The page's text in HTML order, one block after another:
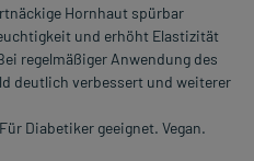
Hornhaut spürbar
und erhöht Elastizität
regelmäßiger Anwendung des
deutlich verbessert und weiterer
Diabetiker geeignet. Vegan.